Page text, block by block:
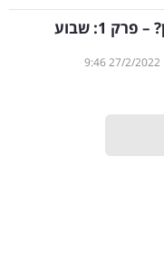
מה זה לינקדאין? – פרק 1: שבוע
27/2/2022
9:46